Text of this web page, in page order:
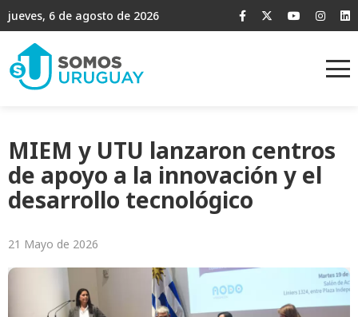
jueves, 6 de agosto de 2026
MIEM y UTU lanzaron centros
de apoyo a la innovación y el
desarrollo tecnológico
21 Mayo de 2026